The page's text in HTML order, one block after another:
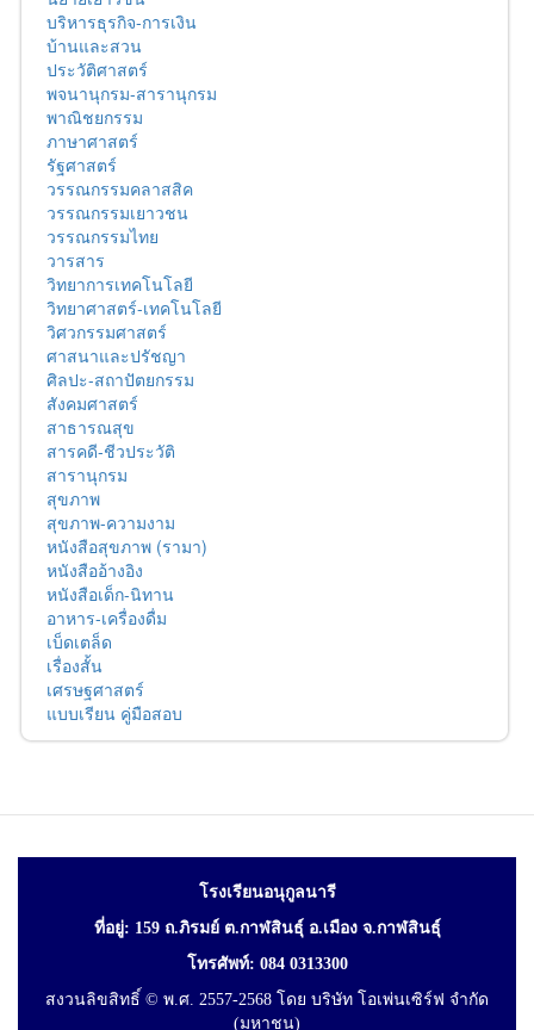
บริหารธุรกิจ-การเงิน
บ้านและสวน
ประวัติศาสตร์
พจนานุกรม-สารานุกรม
พาณิชยกรรม
ภาษาศาสตร์
รัฐศาสตร์
วรรณกรรมคลาสสิค
วรรณกรรมเยาวชน
วรรณกรรมไทย
วารสาร
วิทยาการเทคโนโลยี
วิทยาศาสตร์-เทคโนโลยี
วิศวกรรมศาสตร์
ศาสนาและปรัชญา
ศิลปะ-สถาปัตยกรรม
สังคมศาสตร์
สาธารณสุข
สารคดี-ชีวประวัติ
สารานุกรม
สุขภาพ
สุขภาพ-ความงาม
หนังสือสุขภาพ (รามา)
หนังสืออ้างอิง
หนังสือเด็ก-นิทาน
อาหาร-เครื่องดื่ม
เบ็ดเตล็ด
เรื่องสั้น
เศรษฐศาสตร์
แบบเรียน คู่มือสอบ
โรงเรียนอนุกูลนารี
ที่อยู่: 159 ถ.ภิรมย์ ต.กาฬสินธุ์ อ.เมือง จ.กาฬสินธุ์
โทรศัพท์: 084 0313300
สงวนลิขสิทธิ์ © พ.ศ. 2557-2568 โดย บริษัท โอเพ่นเซิร์ฟ จำกัด
(มหาชน)